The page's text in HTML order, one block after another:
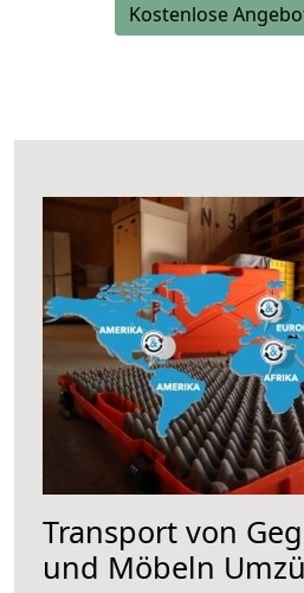
Kostenlose
Transport von
und Möbeln